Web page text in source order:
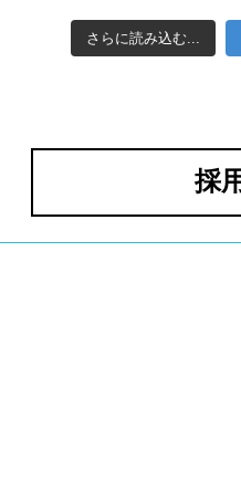
さらに読み込む...
採